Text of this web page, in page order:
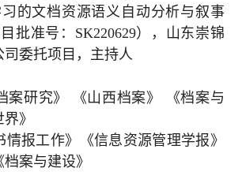
的文档资源语义自动分析与叙事
批准号： SK220629），山东崇锦
委托项目，主持人
案研究》 《山西档案》 《档案与
》
情报工作》《信息资源管理学报》
案与建设》